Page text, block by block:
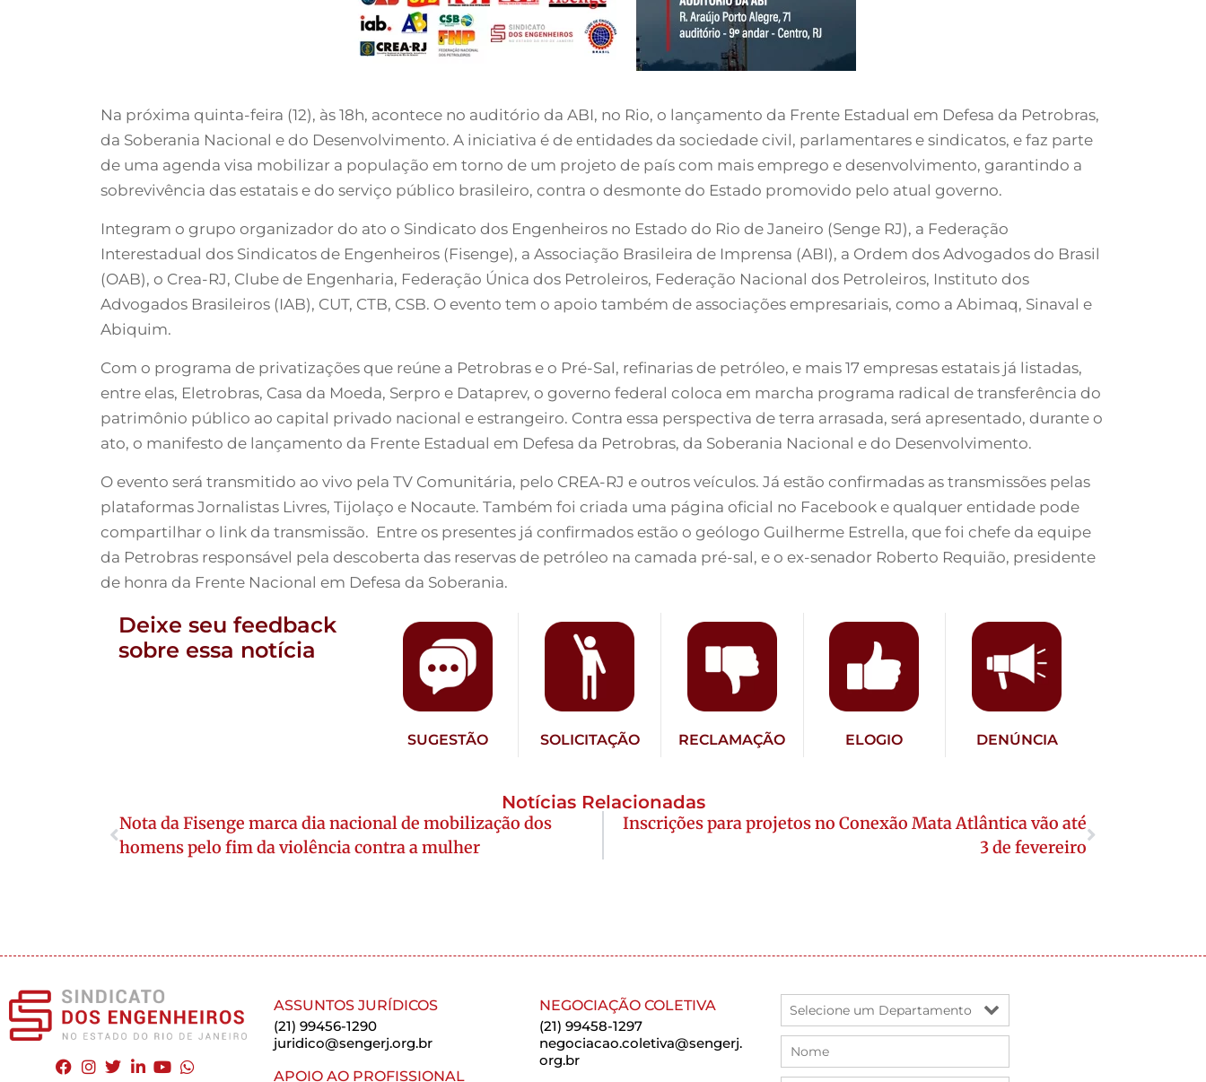
Na próxima quinta-feira (12), às 18h, acontece no auditório da ABI, no Rio, o lançamento da Frente Estadual em Defesa da Petrobras,
da Soberania Nacional e do Desenvolvimento. A iniciativa é de entidades da sociedade civil, parlamentares e sindicatos, e faz parte
de uma agenda visa mobilizar a população em torno de um projeto de país com mais emprego e desenvolvimento, garantindo a
sobrevivência das estatais e do serviço público brasileiro, contra o desmonte do Estado promovido pelo atual governo.
Integram o grupo organizador do ato o Sindicato dos Engenheiros no Estado do Rio de Janeiro (Senge RJ), a Federação
Interestadual dos Sindicatos de Engenheiros (Fisenge), a Associação Brasileira de Imprensa (ABI), a Ordem dos Advogados do Brasil
(OAB), o Crea-RJ, Clube de Engenharia, Federação Única dos Petroleiros, Federação Nacional dos Petroleiros, Instituto dos
Advogados Brasileiros (IAB), CUT, CTB, CSB. O evento tem o apoio também de associações empresariais, como a Abimaq, Sinaval e
Abiquim.
Com o programa de privatizações que reúne a Petrobras e o Pré-Sal, refinarias de petróleo, e mais 17 empresas estatais já listadas,
entre elas, Eletrobras, Casa da Moeda, Serpro e Dataprev, o governo federal coloca em marcha programa radical de transferência do
patrimônio público ao capital privado nacional e estrangeiro. Contra essa perspectiva de terra arrasada, será apresentado, durante o
ato, o manifesto de lançamento da Frente Estadual em Defesa da Petrobras, da Soberania Nacional e do Desenvolvimento.
O evento será transmitido ao vivo pela TV Comunitária, pelo CREA-RJ e outros veículos. Já estão confirmadas as transmissões pelas
plataformas Jornalistas Livres, Tijolaço e Nocaute. Também foi criada uma página oficial no Facebook e qualquer entidade pode
compartilhar o link da transmissão. Entre os presentes já confirmados estão o geólogo Guilherme Estrella, que foi chefe da equipe
da Petrobras responsável pela descoberta das reservas de petróleo na camada pré-sal, e o ex-senador Roberto Requião, presidente
de honra da Frente Nacional em Defesa da Soberania.
Deixe seu feedback
sobre essa notícia
SUGESTÃO SOLICITAÇÃO RECLAMAÇÃO ELOGIO DENÚNCIA
Notícias Relacionadas
Nota da Fisenge marca dia nacional de mobilização dos
homens pelo fim da violência contra a mulher
Inscrições para projetos no Conexão Mata Atlântica vão até
3 de fevereiro
ASSUNTOS JURÍDICOS
(21) 99456-1290
juridico@sengerj.org.br
APOIO AO PROFISSIONAL
NEGOCIAÇÃO COLETIVA
(21) 99458-1297
negociacao.coletiva@sengerj.
org.br